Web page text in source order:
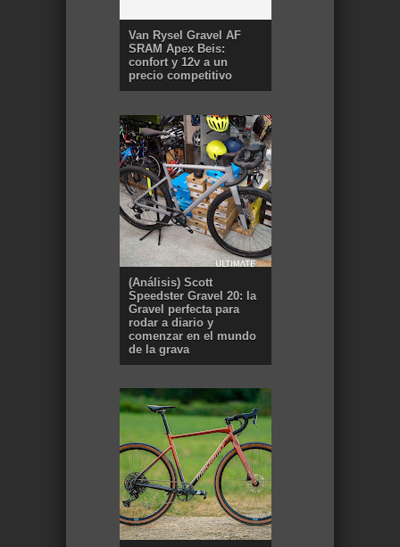
Van Rysel Gravel AF
SRAM Apex Beis:
confort y 12v a un
precio competitivo
(Análisis) Scott
Speedster Gravel 20: la
Gravel perfecta para
rodar a diario y
comenzar en el mundo
de la grava